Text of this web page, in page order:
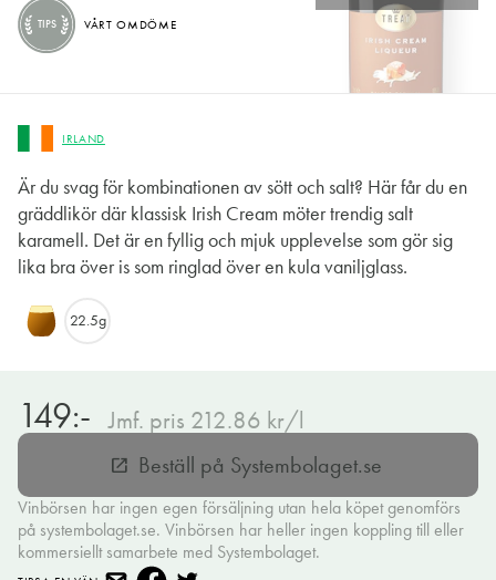
IRLAND
Är du svag för kombinationen av sött och salt? Här får du en
gräddlikör där klassisk Irish Cream möter trendig salt
karamell. Det är en fyllig och mjuk upplevelse som gör sig
lika bra över is som ringlad över en kula vaniljglass.
TIPS VÅRT OMDÖME
22.5g
149:- Jmf. pris 212.86 kr/l
open_in_new Beställ på Systembolaget.se
Vinbörsen har ingen egen försäljning utan hela köpet genomförs
på systembolaget.se. Vinbörsen har heller ingen koppling till eller
kommersiellt samarbete med Systembolaget.